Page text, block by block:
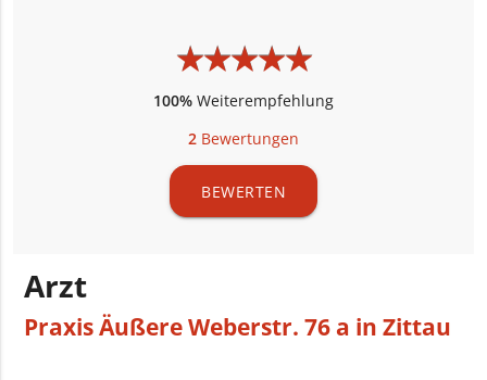
★★★★★
★★★★★
100% Weiterempfehlung
2 Bewertungen
BEWERTEN
Arzt
Praxis Äußere Weberstr. 76 a in Zittau